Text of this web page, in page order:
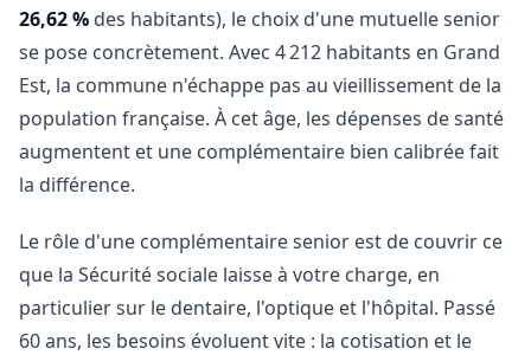
26,62 % des habitants), le choix d'une mutuelle senior
se pose concrètement. Avec 4 212 habitants en Grand
Est, la commune n'échappe pas au vieillissement de la
population française. À cet âge, les dépenses de santé
augmentent et une complémentaire bien calibrée fait
la différence.
Le rôle d'une complémentaire senior est de couvrir ce
que la Sécurité sociale laisse à votre charge, en
particulier sur le dentaire, l'optique et l'hôpital. Passé
60 ans, les besoins évoluent vite : la cotisation et le